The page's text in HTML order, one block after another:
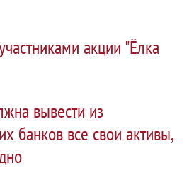
акции "Ёлка
вывести из
банков все свои активы,